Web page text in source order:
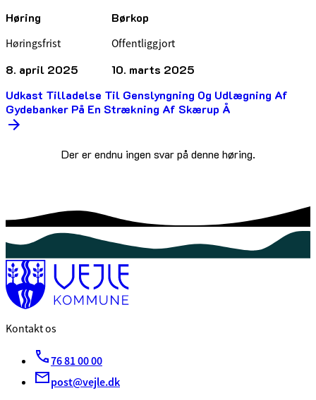
Høring Børkop
Høringsfrist
8. april 2025
Offentliggjort
10. marts 2025
Udkast Tilladelse Til Genslyngning Og Udlægning Af
Gydebanker På En Strækning Af Skærup Å
Der er endnu ingen svar på denne høring.
Kontakt os
76 81 00 00
post@vejle.dk